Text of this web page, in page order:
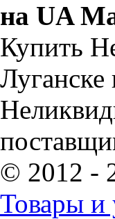
на UA
Купить
© 2012 -
Товары и